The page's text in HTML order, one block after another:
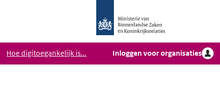
Ministerie
van
Binnenlandse
Zaken
en
Hoe digitoegankelijk is... Inloggen voor organisaties